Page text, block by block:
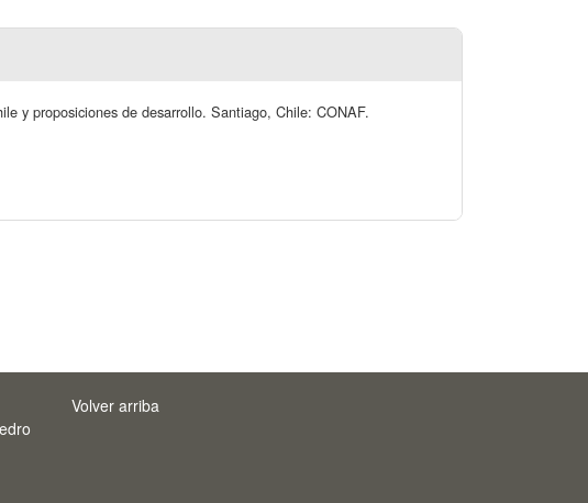
y proposiciones de desarrollo. Santiago, Chile: CONAF.
Volver arriba